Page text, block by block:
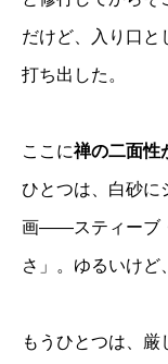
だけど、入り口と
打ち出した。
ここに禅の二面性
ひとつは、白砂に
画——スティーブ
さ」。ゆるいけど
もうひとつは、厳